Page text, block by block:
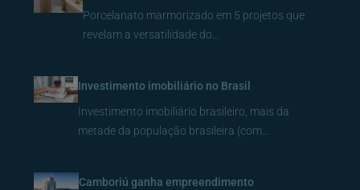
Porcelanato marmorizado em 5 projetos que
revelam a versatilidade do…
Investimento imobiliário no Brasil
Investimento imobiliário brasileiro, mais da
metade da população brasileira (com…
Camboriú ganha empreendimento